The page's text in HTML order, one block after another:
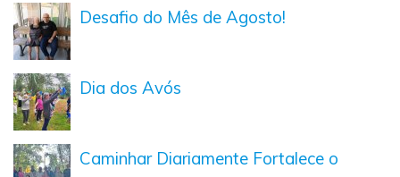
Desafio do Mês de Agosto!
Dia dos Avós
Caminhar Diariamente Fortalece o